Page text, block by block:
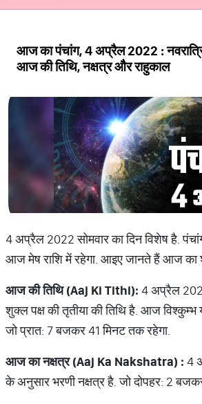
आज का पंचांग, 4 अप्रैल 2022 :
आज की तिथि, नक्षत्र औैर राहुकाल
4 अप्रैल 2022 सोमवार का दिन विशेष है.
आज मेष राशि में रहेगा. आइए जानते हैं आज का
आजकीतिथि(Aaj Ki Tithi): 4 अप्रैल
शुक्ल पक्ष की तृतीया की तिथि है. आज विश्कुम्भ
जो प्रात: 7 बजकर 41 मिनट तक रहेगा.
आजकानक्षत्र(Aaj Ka Nakshatra) : 4
के अनुसार भरणी नक्षत्र है. जो दोपहर: 2